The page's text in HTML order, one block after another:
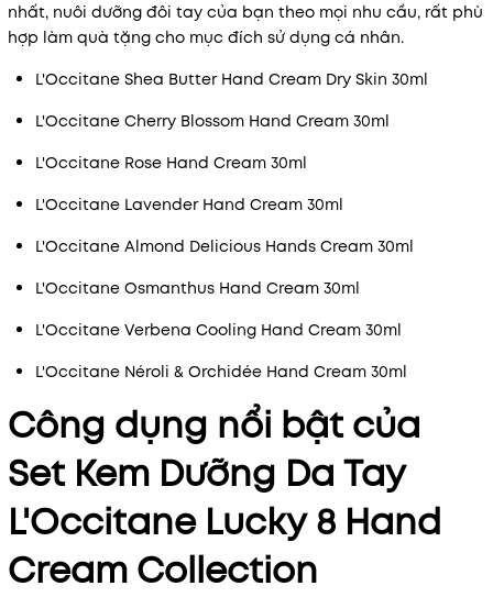
nhất, nuôi dưỡng đôi tay của bạn theo mọi nhu cầu, rất phù
hợp làm quà tặng cho mục đích sử dụng cá nhân.
L'Occitane Shea Butter Hand Cream Dry Skin 30ml
L'Occitane Cherry Blossom Hand Cream 30ml
L'Occitane Rose Hand Cream 30ml
L'Occitane Lavender Hand Cream 30ml
L'Occitane Almond Delicious Hands Cream 30ml
L'Occitane Osmanthus Hand Cream 30ml
L'Occitane Verbena Cooling Hand Cream 30ml
L'Occitane Néroli & Orchidée Hand Cream 30ml
Công dụng nổi bật của
Set Kem Dưỡng Da Tay
L'Occitane Lucky 8 Hand
Cream Collection